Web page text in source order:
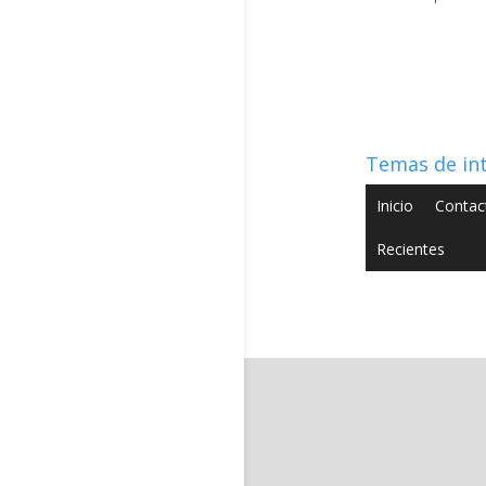
Temas de
Inicio
Recientes